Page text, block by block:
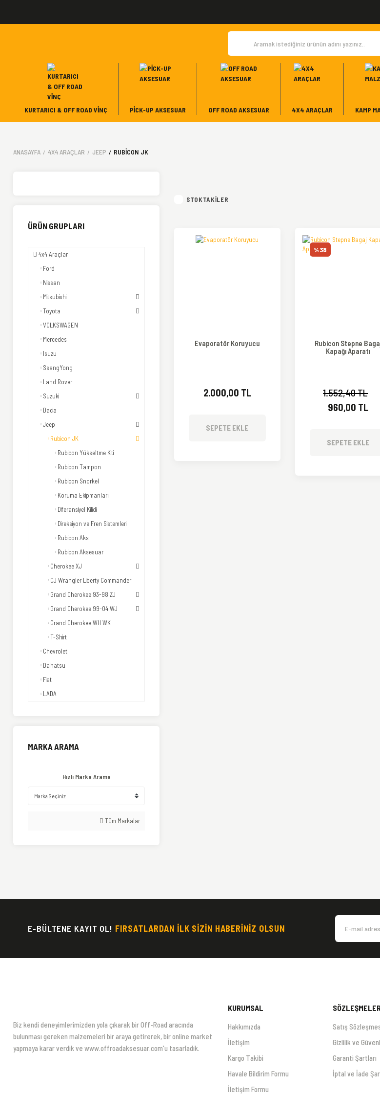
KURTARICI & OFF ROAD VINÇ PICK-UP AKSESUAR OFF ROAD AKSESUAR 4X4 ARAÇLAR KAMP
ANASAYFA 4X4 ARAÇLAR JEEP RUBICON JK
ÜRÜN GRUPLARI
4x4 Araçlar
Ford
Nissan
Mitsubishi
Toyota
VOLKSWAGEN
Mercedes
Isuzu
SsangYong
Land Rover
Suzuki
Dacia
Jeep
Rubicon JK
Rubicon Yükseltme Kiti
Rubicon Tampon
Rubicon Snorkel
Koruma Ekipmanları
Diferansiyel Kilidi
Direksiyon ve Fren Sistemleri
Rubicon Aks
Rubicon Aksesuar
Cherokee XJ
CJ Wrangler Liberty Commander
Grand Cherokee 93-98 ZJ
Grand Cherokee 99-04 WJ
Grand Cherokee WH WK
T-Shirt
Chevrolet
Daihatsu
Fiat
LADA
MARKA ARAMA
Hızlı Marka Arama
Tüm Markalar
STOKTAKILER
Evaporatör Koruyucu
2.000,00 TL
SEPETE EKLE
%38
Rubicon Stepne
Kapağı Aparatı
1.552,40 TL
960,00 TL
SEPETE EKLE
E-BÜLTENE KAYIT OL! FIRSATLARDAN İLK SİZİN HABERİNİZ OLSUN
Biz kendi deneyimlerimizden yola çıkarak bir Off-Road aracında
bulunması gereken malzemeleri bir araya getirerek, bir online market
yapmaya karar verdik ve www.offroadaksesuar.com'u tasarladık.
KURUMSAL
Hakkımızda
İletişim
Kargo Takibi
Havale Bildirim Formu
İletişim Formu
Satış
Gizlilik ve
Garanti Şartları
İptal ve İade